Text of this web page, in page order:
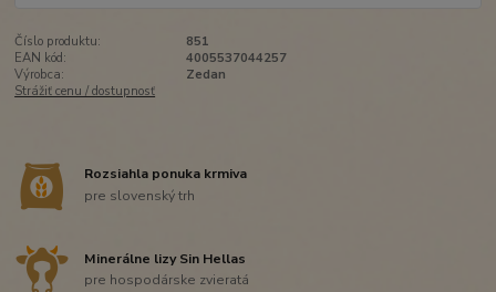
Číslo produktu:
851
EAN kód:
4005537044257
Výrobca:
Zedan
Strážiť cenu / dostupnosť
Rozsiahla ponuka krmiva
pre slovenský trh
Minerálne lizy Sin Hellas
pre hospodárske zvieratá